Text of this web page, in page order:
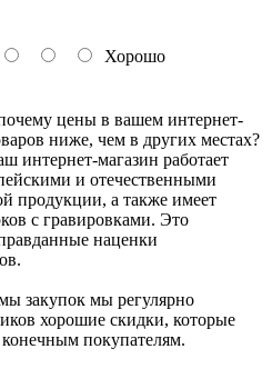
Хорошо
цены в вашем интернет-
ниже, чем в других местах?
интернет-магазин работает
и отечественными
продукции, а также имеет
с гравировками. Это
наценки
закупок мы регулярно
хорошие скидки, которые
покупателям.